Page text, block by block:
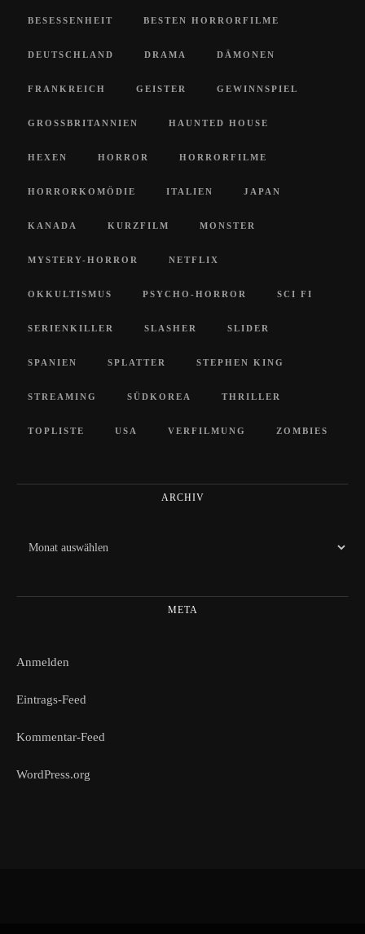
BESESSENHEIT BESTEN HORRORFILME
DEUTSCHLAND DRAMA DÄMONEN
FRANKREICH GEISTER GEWINNSPIEL
GROSSBRITANNIEN HAUNTED HOUSE
HEXEN HORROR HORRORFILME
HORRORKOMÖDIE ITALIEN JAPAN
KANADA KURZFILM MONSTER
MYSTERY-HORROR NETFLIX
OKKULTISMUS PSYCHO-HORROR SCI FI
SERIENKILLER SLASHER SLIDER
SPANIEN SPLATTER STEPHEN KING
STREAMING SÜDKOREA THRILLER
TOPLISTE USA VERFILMUNG ZOMBIES
ARCHIV
Archiv
META
Anmelden
Eintrags-Feed
Kommentar-Feed
WordPress.org